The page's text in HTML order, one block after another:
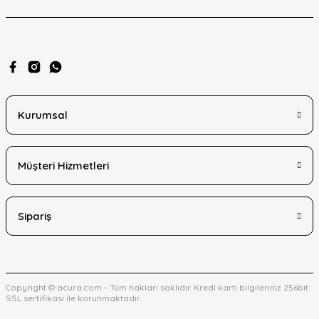
Kurumsal
Müşteri Hizmetleri
Sipariş
Copyright © acura.com - Tüm hakları saklıdır. Kredi kartı bilgileriniz 256bit
SSL sertifikası ile korunmaktadır.